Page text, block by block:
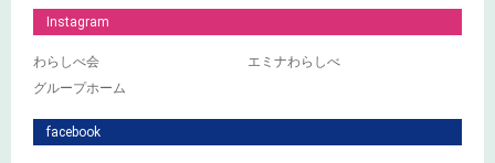
Instagram
わらしべ会
エミナわらしべ
グループホーム
facebook